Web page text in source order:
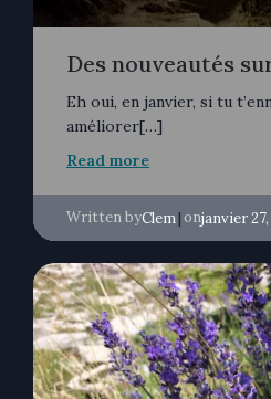
Des nouveautés
Eh oui, en janvier, si tu
améliorer[…]
Read more
Written byClem| onjanvier